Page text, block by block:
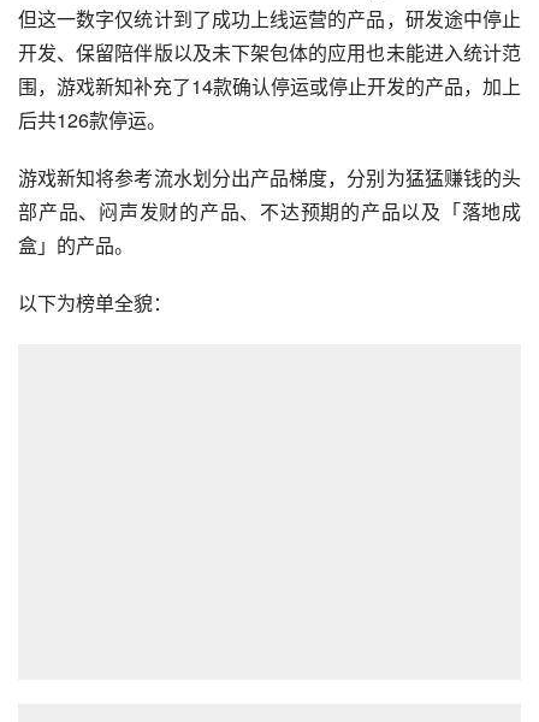
但这一数字仅统计到了成功上线运营的产品，研发途中停止
开发、保留陪伴版以及未下架包体的应用也未能进入统计范
围，游戏新知补充了14款确认停运或停止开发的产品，加上
后共126款停运。
游戏新知将参考流水划分出产品梯度，分别为猛猛赚钱的头
部产品、闷声发财的产品、不达预期的产品以及「落地成
盒」的产品。
以下为榜单全貌：